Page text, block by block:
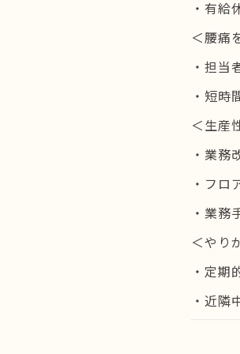
・有給
＜腰痛
・担当
・短時
＜生産
・業務
・フロ
・業務
＜やり
・定期
・近隣